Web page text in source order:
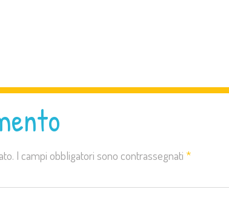
I campi obbligatori sono contrassegnati *